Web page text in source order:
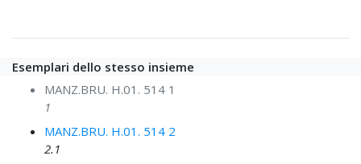
Esemplari dello stesso insieme
MANZ.BRU. H.01. 514 1
1
MANZ.BRU. H.01. 514 2
2.1